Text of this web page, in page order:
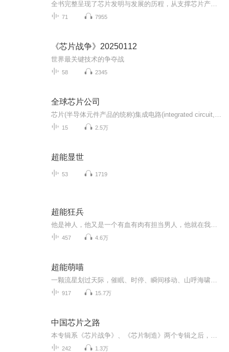
71 7955
《芯片战争》20250112
世界最关键技术的争夺战
58 2345
全球芯片公司
15 2.5万
超能显世
53 1719
超能狂兵
457 4.6万
超能萌喵
917 15.7万
中国芯片之路
242 1.3万